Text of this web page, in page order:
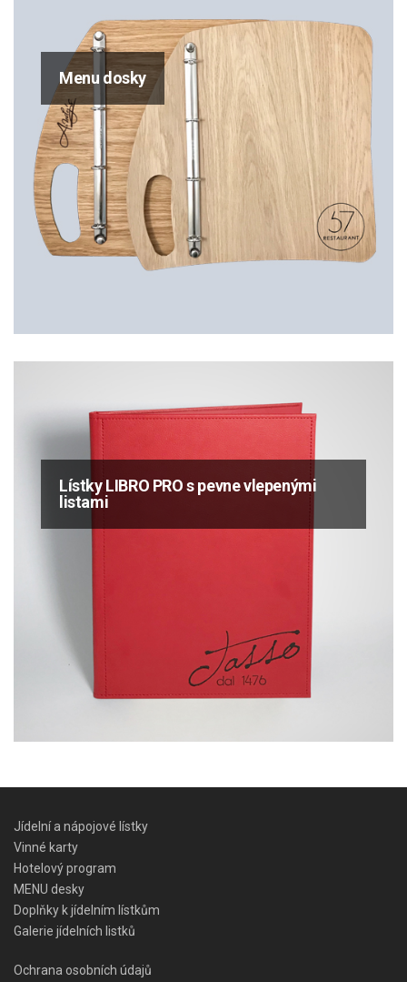
Menu dosky
Lístky LIBRO PRO s pevne vlepenými
listami
Jídelní a nápojové lístky
Vinné karty
Hotelový program
MENU desky
Doplňky k jídelním lístkům
Galerie jídelních listků
Ochrana osobních údajů